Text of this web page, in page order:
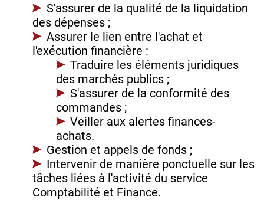
S'assurer de la qualité de la liquidation
des dépenses ;
Assurer le lien entre l'achat et
l'exécution financière :
Traduire les éléments juridiques
des marchés publics ;
S'assurer de la conformité des
commandes ;
Veiller aux alertes finances-
achats.
Gestion et appels de fonds ;
Intervenir de manière ponctuelle sur les
tâches liées à l'activité du service
Comptabilité et Finance.